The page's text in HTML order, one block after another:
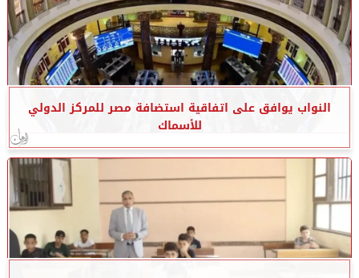
النواب يوافق على اتفاقية استضافة مصر للمركز الدولي
للأسماك